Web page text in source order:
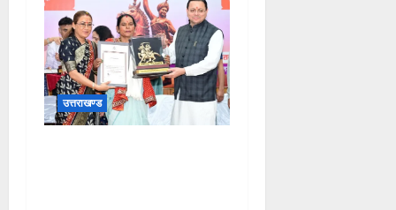
उत्तराखण्ड